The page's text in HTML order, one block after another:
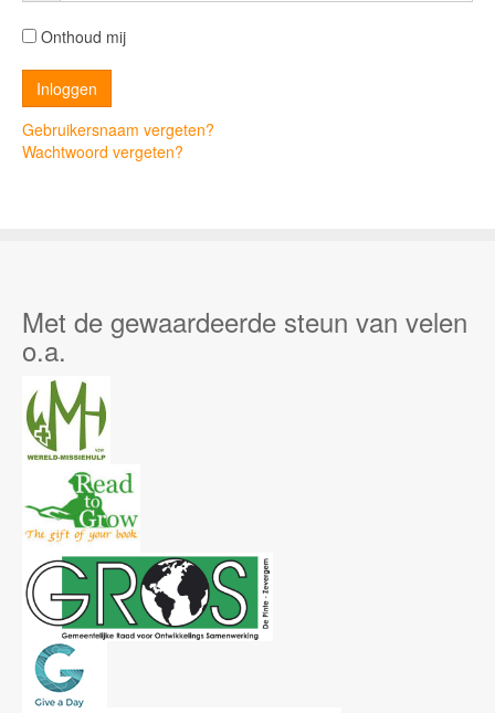
Onthoud mij
Gebruikersnaam vergeten?
Wachtwoord vergeten?
Met de gewaardeerde steun van velen
o.a.